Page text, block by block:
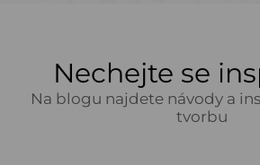
Nechejte se
Na blogu najdete návody a
tvorbu